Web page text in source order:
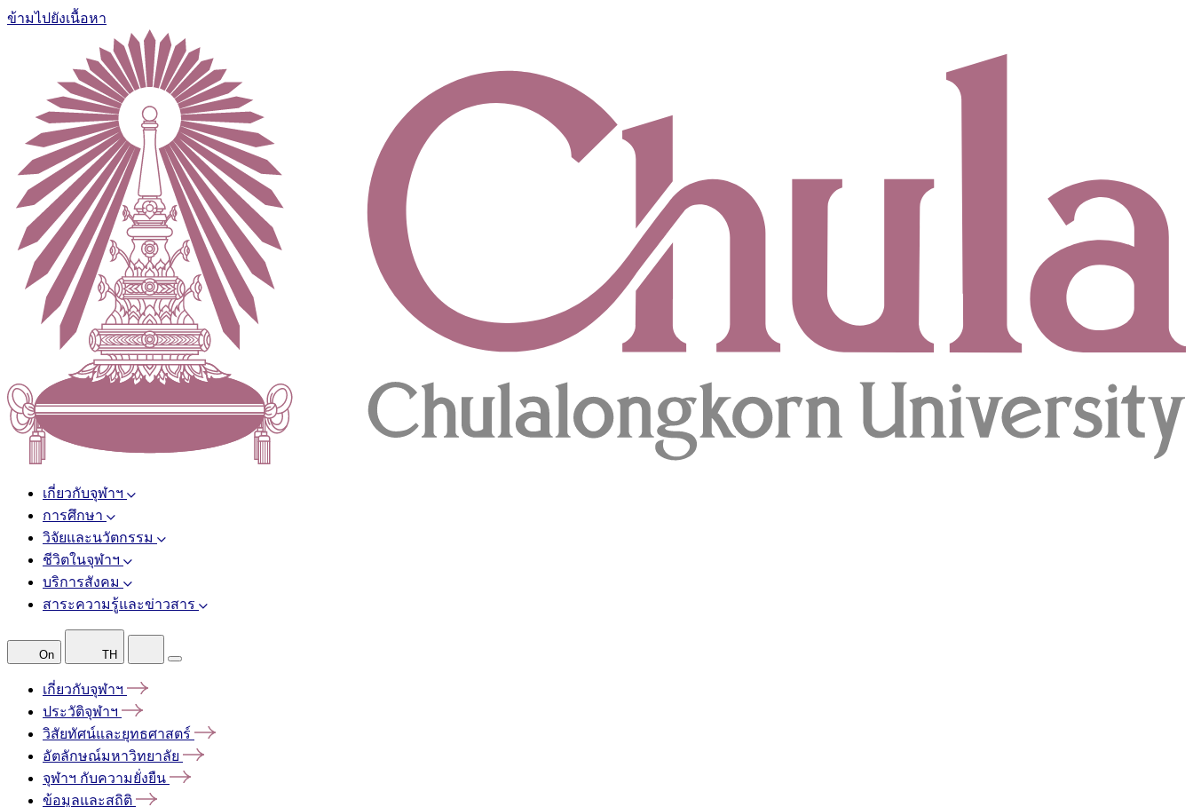
ข้ามไปยังเนื้อหา
เกี่ยวกับจุฬาฯ
การศึกษา
วิจัยและนวัตกรรม
ชีวิตในจุฬาฯ
บริการสังคม
สาระความรู้และข่าวสาร
On TH
เกี่ยวกับจุฬาฯ
ประวัติจุฬาฯ
วิสัยทัศน์และยุทธศาสตร์
อัตลักษณ์มหาวิทยาลัย
จุฬาฯ กับความยั่งยืน
ข้อมูลและสถิติ